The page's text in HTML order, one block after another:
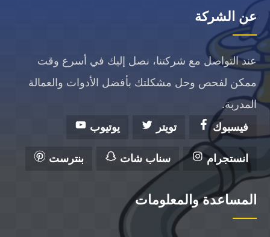
عن الشركة
عند التواصل مع شركتنا، نصل إليك في أسرع وقت
ممكن لفحص وحل مشكلتك بأفضل الأدوات والعمالة
المدربة.
فيسبوك
تويتر يوتيوب
انستجرام سناب شات بنترست
المساعدة والمعلومات